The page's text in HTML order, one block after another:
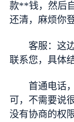
款**钱，然后
还清，麻烦你
客服：这
联系您，具体
首通电话
可，不需要说
没有协商的权